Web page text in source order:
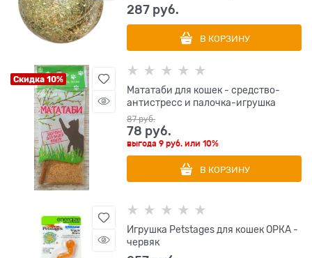
287 руб.
В КОРЗИНУ
Скидка 10%
Мататаби для кошек - средство-
антистресс и палочка-игрушка
87 руб.
78 руб.
выгода9 руб. или10%
В КОРЗИНУ
Игрушка Petstages для кошек ОРКА -
червяк